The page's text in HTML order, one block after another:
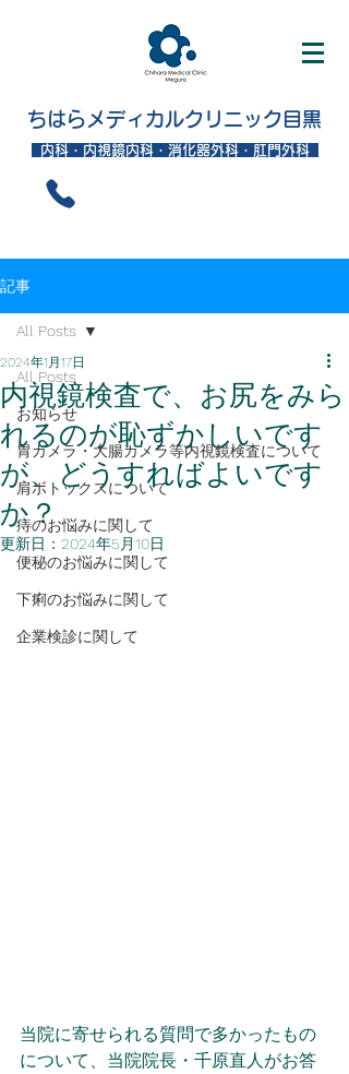
ちはらメディカルクリニック目黒
内科・内視鏡内科・消化器外科・肛門外科
記事
All Posts
お知らせ
胃カメラ・大腸カメラ等内視鏡検査について
肩ボトックスについて
痔のお悩みに関して
便秘のお悩みに関して
下痢のお悩みに関して
企業検診に関して
All Posts
内視鏡検査で、お尻をみら
れるのが恥ずかしいです
が、どうすればよいです
か？
2024年1月17日
更新日： 2024年5月10日
当院に寄せられる質問で多かったもの
について、当院院長・千原直人がお答